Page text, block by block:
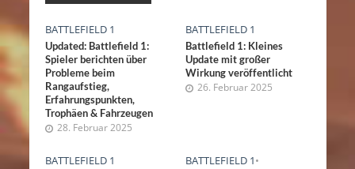
BATTLEFIELD 1
Updated: Battlefield 1:
Spieler berichten über
Probleme beim
Rangaufstieg,
Erfahrungspunkten,
Trophäen & Fahrzeugen
28. Februar 2025
BATTLEFIELD 1
Battlefield 1: Kleines
Update mit großer
Wirkung veröffentlicht
26. Februar 2025
BATTLEFIELD 1 BATTLEFIELD 1•